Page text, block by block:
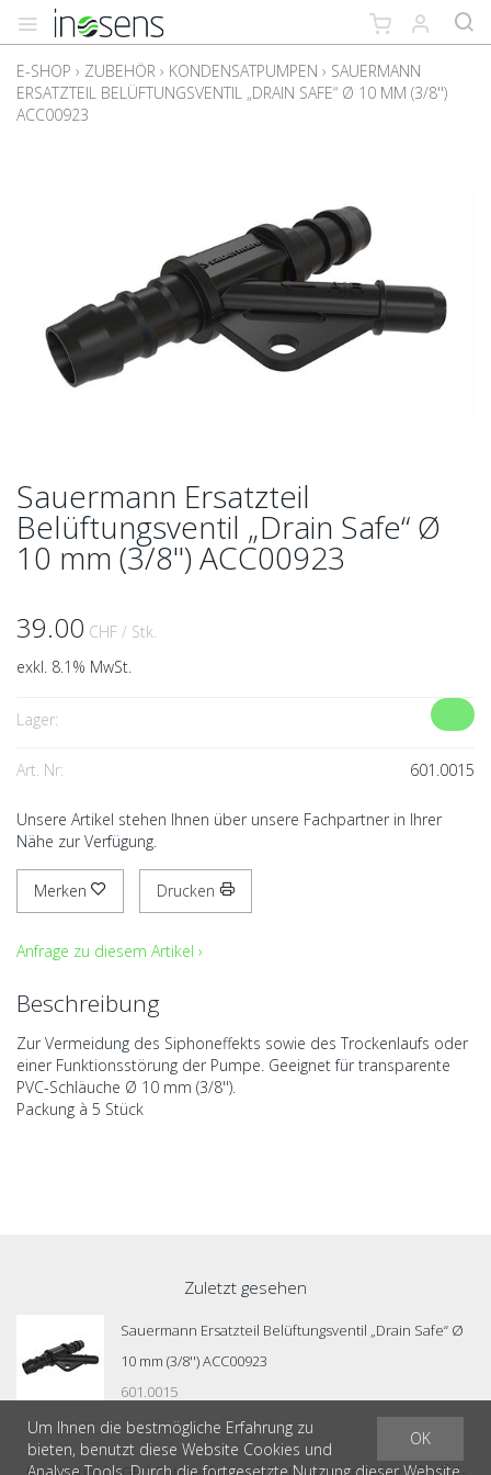
E-SHOP › ZUBEHÖR › KONDENSATPUMPEN › SAUERMANN
ERSATZTEIL BELÜFTUNGSVENTIL „DRAIN SAFE“ Ø 10 MM (3/8'')
ACC00923
Sauermann Ersatzteil
Belüftungsventil „Drain Safe“ Ø
10 mm (3/8'') ACC00923
39.00 CHF / Stk.
exkl. 8.1% MwSt.
Lager:
Art. Nr: 601.0015
Unsere Artikel stehen Ihnen über unsere Fachpartner in Ihrer
Nähe zur Verfügung.
Merken Drucken
Anfrage zu diesem Artikel ›
Beschreibung
Zur Vermeidung des Siphoneffekts sowie des Trockenlaufs oder
einer Funktionsstörung der Pumpe. Geeignet für transparente
PVC-Schläuche Ø 10 mm (3/8'').
Packung à 5 Stück
Zuletzt gesehen
Sauermann Ersatzteil Belüftungsventil „Drain Safe“ Ø
10 mm (3/8'') ACC00923
601.0015
®
OK
Um Ihnen die bestmögliche Erfahrung zu
bieten, benutzt diese Website Cookies und